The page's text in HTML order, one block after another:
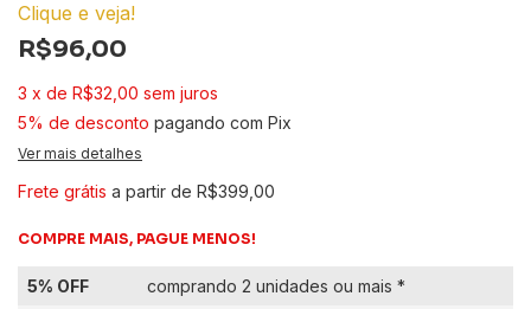
Clique e veja!
R$96,00
3 x de R$32,00 sem juros
5% de desconto pagando com Pix
Ver mais detalhes
Frete grátis a partir de R$399,00
COMPRE MAIS, PAGUE MENOS!
5% OFF
comprando 2 unidades ou mais *